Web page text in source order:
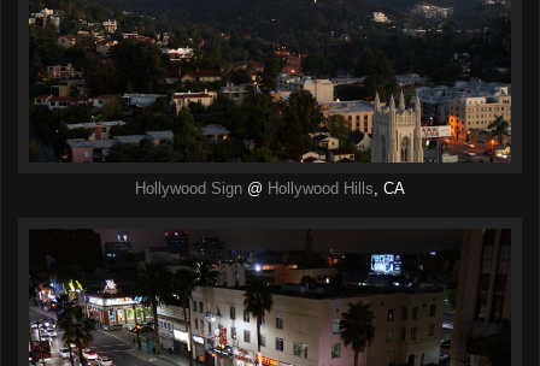
Hollywood Sign @ Hollywood Hills, CA